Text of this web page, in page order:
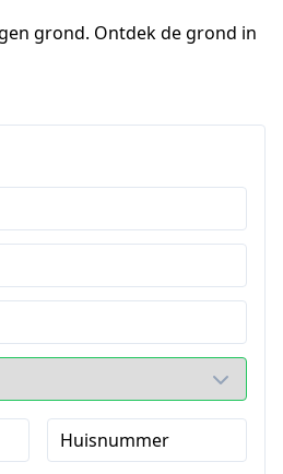
grond. Ontdek de grond in
Huisnummer